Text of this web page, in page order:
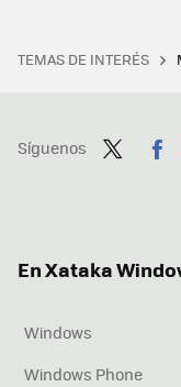
TEMAS DE INTERÉS
Síguenos
En Xataka
Windows
Windows Phone